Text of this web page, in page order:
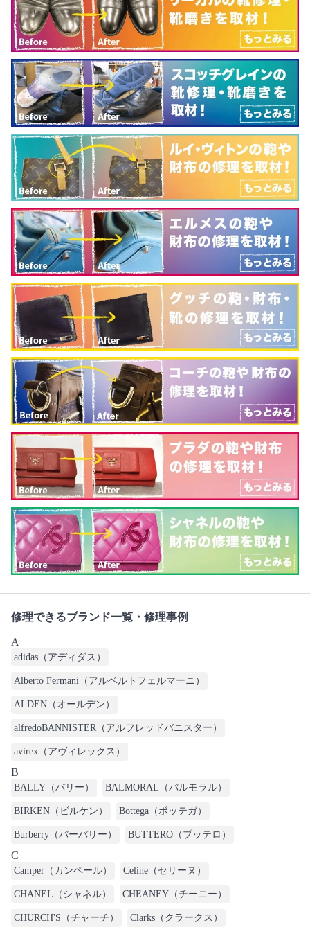
修理できるブランド一覧・修理事例
A
adidas（アディダス）
Alberto Fermani（アルベルトフェルマーニ）
ALDEN（オールデン）
alfredoBANNISTER（アルフレッドバニスター）
avirex（アヴィレックス）
B
BALLY（バリー） BALMORAL（バルモラル）
BIRKEN（ビルケン） Bottega（ボッテガ）
Burberry（バーバリー） BUTTERO（ブッテロ）
C
Camper（カンペール） Celine（セリーヌ）
CHANEL（シャネル） CHEANEY（チーニー）
CHURCH'S（チャーチ） Clarks（クラークス）